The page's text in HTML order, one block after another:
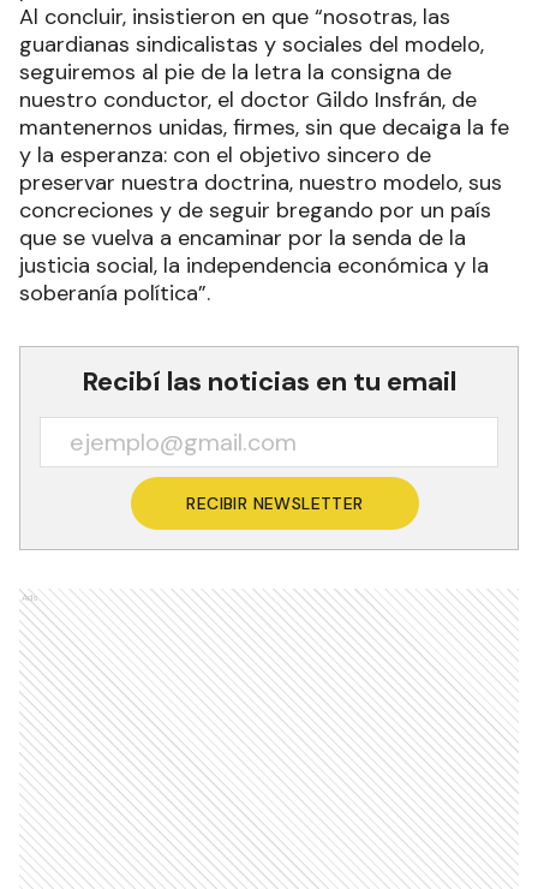
Al concluir, insistieron en que “nosotras, las
guardianas sindicalistas y sociales del modelo,
seguiremos al pie de la letra la consigna de
nuestro conductor, el doctor Gildo Insfrán, de
mantenernos unidas, firmes, sin que decaiga la fe
y la esperanza: con el objetivo sincero de
preservar nuestra doctrina, nuestro modelo, sus
concreciones y de seguir bregando por un país
que se vuelva a encaminar por la senda de la
justicia social, la independencia económica y la
soberanía política”.
Recibí las noticias en tu email
RECIBIR NEWSLETTER
Ads